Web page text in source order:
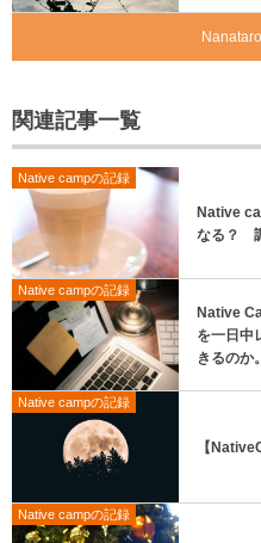
関連記事一覧
Native campの記録
Native
なる？
Native campの記録
Native
を一日中
きるのか。
Native campの記録
【
Native campの記録